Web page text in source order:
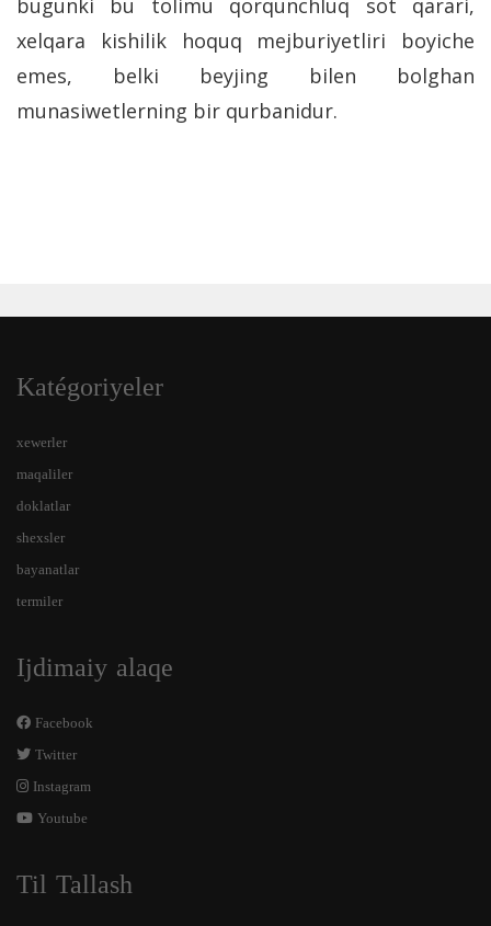
bugunki bu tolimu qorqunchluq sot qarari,
xelqara kishilik hoquq mejburiyetliri boyiche
emes, belki beyjing bilen bolghan
munasiwetlerning bir qurbanidur.
Katégoriyeler
xewerler
maqaliler
doklatlar
shexsler
bayanatlar
termiler
Ijdimaiy alaqe
Facebook
Twitter
Instagram
Youtube
Til Tallash